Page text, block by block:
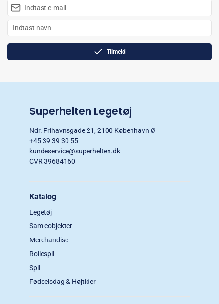
Tilmeld
Superhelten Legetøj
Ndr. Frihavnsgade 21, 2100 København Ø
+45 39 39 30 55
kundeservice@superhelten.dk
CVR 39684160
Katalog
Legetøj
Samleobjekter
Merchandise
Rollespil
Spil
Fødselsdag & Højtider